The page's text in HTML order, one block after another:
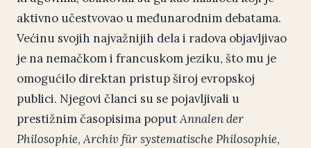
aktivno učestvovao u međunarodnim debatama.
Većinu svojih najvažnijih dela i radova objavljivao
je na nemačkom i francuskom jeziku, što mu je
omogućilo direktan pristup široj evropskoj
publici. Njegovi članci su se pojavljivali u
prestižnim časopisima poputAnnalen der
Philosophie,Archiv für systematische Philosophie,